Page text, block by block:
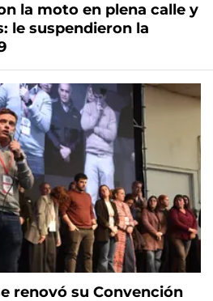
la moto en plena calle y
le suspendieron la
renovó su Convención